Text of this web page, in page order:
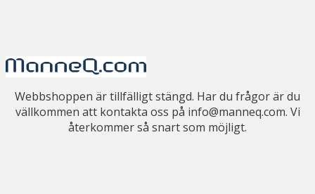
Webbshoppen är tillfälligt stängd. Har du frågor är du
vällkommen att kontakta oss på info@manneq.com. Vi
återkommer så snart som möjligt.